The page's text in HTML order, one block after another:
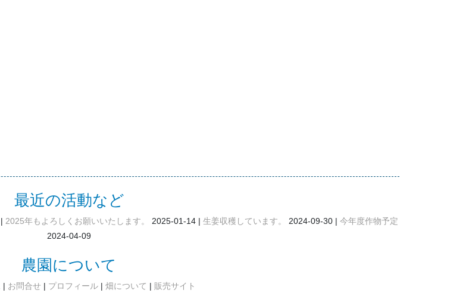
最近の活動など
2025年もよろしくお願いいたします。 2025-01-14 生姜収穫しています。 2024-09-30
今年度作物予定
2024-04-09
農園について
お問合せ プロフィール 畑について 販売サイト